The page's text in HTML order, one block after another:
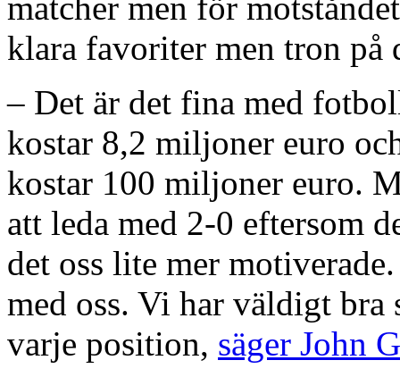
klara favoriter men tron på
– Det är det fina med
kostar 8,2 miljoner euro
kostar 100 miljoner euro.
att leda med 2-0 eftersom
det oss lite mer
med oss. Vi har väldigt bra
varje position, säger John